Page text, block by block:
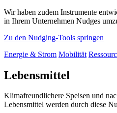
Wir haben zudem Instrumente
in Ihrem Unternehmen Nudges
Zu den Nudging-Tools springen
Energie & Strom Mobilität
Lebensmittel
Klimafreundlichere Speisen und
Lebensmittel werden durch diese